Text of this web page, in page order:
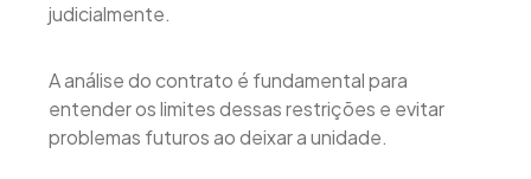
judicialmente.
A análise do contrato é fundamental para
entender os limites dessas restrições e evitar
problemas futuros ao deixar a unidade.